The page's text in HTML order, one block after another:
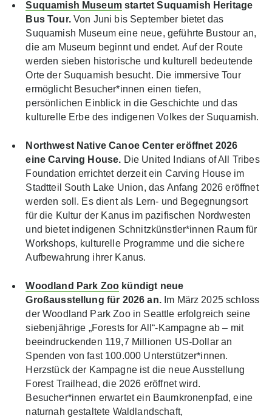
Suquamish Museumstartet Suquamish Heritage
Bus Tour. Von Juni bis September bietet das
Suquamish Museum eine neue, geführte Bustour an,
die am Museum beginnt und endet. Auf der Route
werden sieben historische und kulturell bedeutende
Orte der Suquamish besucht. Die immersive Tour
ermöglicht Besucher*innen einen tiefen,
persönlichen Einblick in die Geschichte und das
kulturelle Erbe des indigenen Volkes der Suquamish.
Northwest Native Canoe Center eröffnet 2026
eine Carving House. Die United Indians of All Tribes
Foundation errichtet derzeit ein Carving House im
Stadtteil South Lake Union, das Anfang 2026 eröffnet
werden soll. Es dient als Lern- und Begegnungsort
für die Kultur der Kanus im pazifischen Nordwesten
und bietet indigenen Schnitzkünstler*innen Raum für
Workshops, kulturelle Programme und die sichere
Aufbewahrung ihrer Kanus.
Woodland Park Zoo kündigt neue
Großausstellung für 2026 an. Im März 2025 schloss
der Woodland Park Zoo in Seattle erfolgreich seine
siebenjährige „Forests for All“-Kampagne ab – mit
beeindruckenden 119,7 Millionen US-Dollar an
Spenden von fast 100.000 Unterstützer*innen.
Herzstück der Kampagne ist die neue Ausstellung
Forest Trailhead, die 2026 eröffnet wird.
Besucher*innen erwartet ein Baumkronenpfad, eine
naturnah gestaltete Waldlandschaft,